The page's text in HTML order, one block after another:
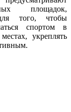
площадок,
того, чтобы
спортом в
укреплять